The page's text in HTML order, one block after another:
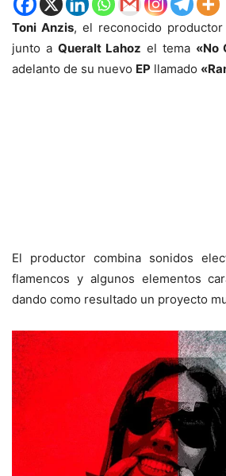
Toni Anzis, el reconocido
junto a Queralt Lahoz el tema «No
adelanto de su nuevo EP llamado
El productor combina sonidos
flamencos y algunos elementos
dando como resultado un proyecto